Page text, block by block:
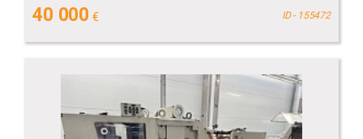
40 000 € ID - 155472